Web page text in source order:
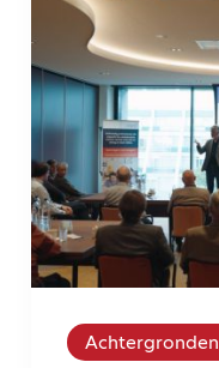
Achtergronden